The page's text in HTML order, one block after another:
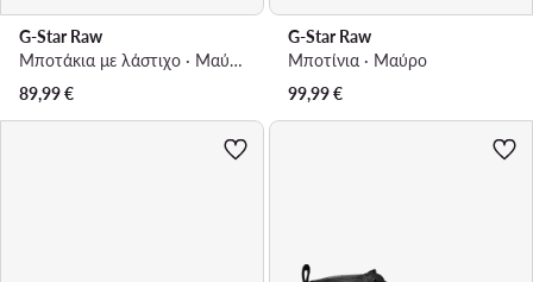
G-Star Raw
Μποτάκια με λάστιχο · Μαύρο
89,99€
G-Star Raw
Μποτίνια · Μαύρο
99,99€